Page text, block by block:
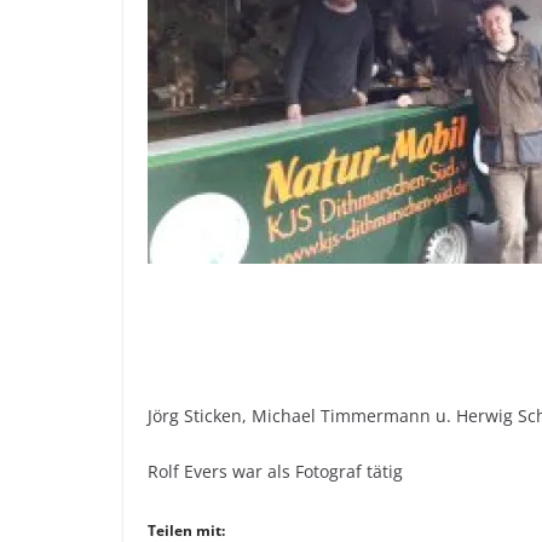
Jörg Sticken, Michael Timmermann u. Herwig
Rolf Evers war als Fotograf tätig
Teilen mit: